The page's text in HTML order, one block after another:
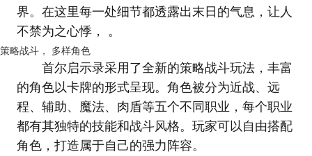
界。在这里每一处细节都透露出末日的气息，让人
不禁为之心悸， 。
策略战斗， 多样角色
首尔启示录采用了全新的策略战斗玩法，丰富
的角色以卡牌的形式呈现。角色被分为近战、远
程、辅助、魔法、肉盾等五个不同职业，每个职业
都有其独特的技能和战斗风格。玩家可以自由搭配
角色，打造属于自己的强力阵容。